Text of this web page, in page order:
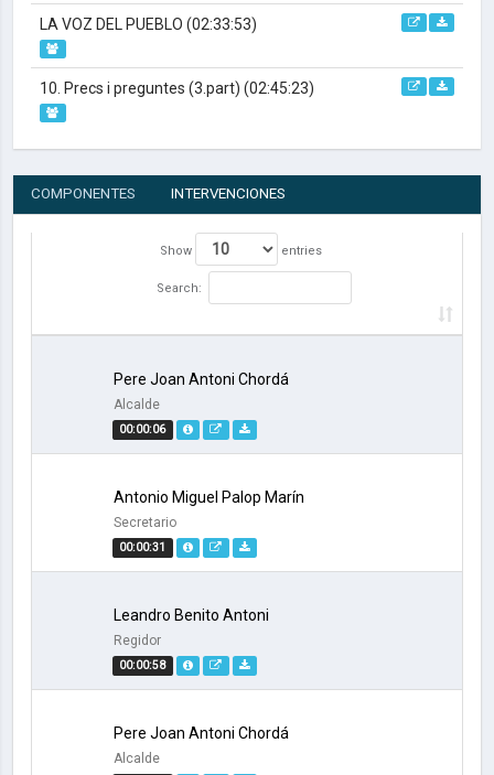
LA VOZ DEL PUEBLO (02:33:53)
10. Precs i preguntes (3.part) (02:45:23)
COMPONENTES INTERVENCIONES
Show entries
Search:
00:00:06
Pere Joan Antoni Chordá
Alcalde
00:00:31
Antonio Miguel Palop Marín
Secretario
00:00:58
Leandro Benito Antoni
Regidor
Pere Joan Antoni Chordá
Alcalde